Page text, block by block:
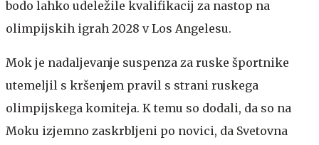
bodo lahko udeležile kvalifikacij za nastop na
olimpijskih igrah 2028 v Los Angelesu.
Mok je nadaljevanje suspenza za ruske športnike
utemeljil s kršenjem pravil s strani ruskega
olimpijskega komiteja. K temu so dodali, da so na
Moku izjemno zaskrbljeni po novici, da Svetovna